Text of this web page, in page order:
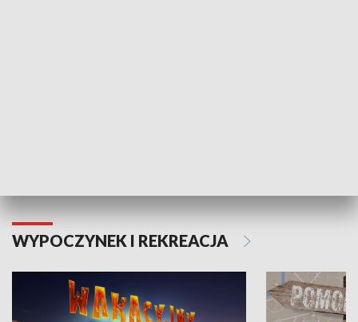
WYPOCZYNEK I REKREACJA